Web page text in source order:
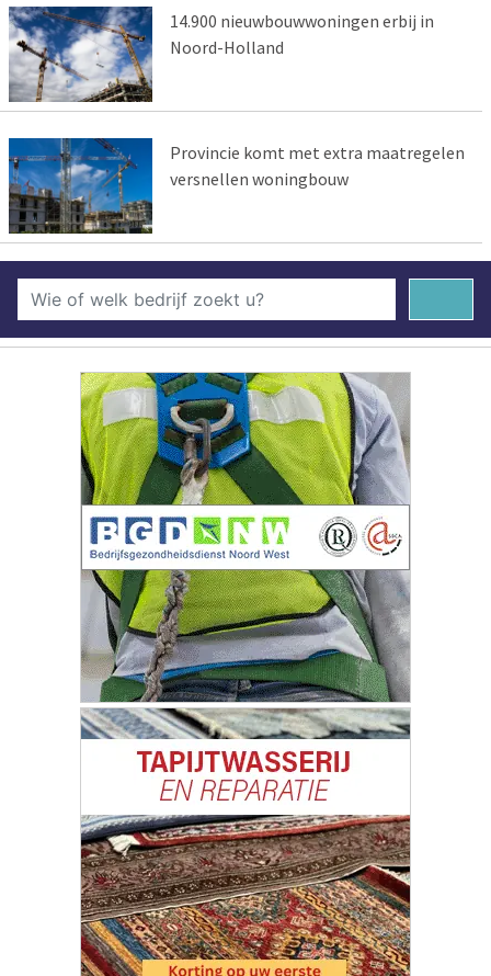
14.900 nieuwbouwwoningen erbij in
Noord-Holland
Provincie komt met extra maatregelen
versnellen woningbouw